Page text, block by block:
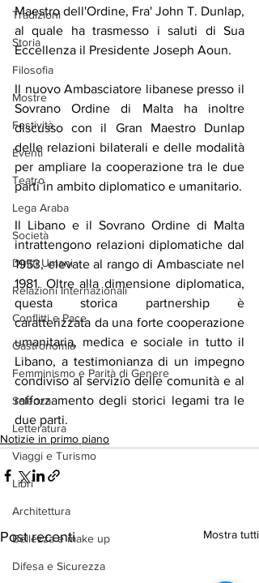
Tradizioni
Storia
Filosofia
Mostre
Festività
Eventi
Teatro
Lega Araba
Società
Diritti Umani
Relazioni Internazionali
Conflitti e Pace
Gastronomia
Femminismo e Parità di Genere
Scienza
Letteratura
Viaggi e Turismo
Libri
Architettura
Bellezza e make up
Difesa e Sicurezza
Maestro dell'Ordine, Fra' John T. Dunlap,
al quale ha trasmesso i saluti di Sua
Eccellenza il Presidente Joseph Aoun.
Il nuovo Ambasciatore libanese presso il
Sovrano Ordine di Malta ha inoltre
discusso con il Gran Maestro Dunlap
delle relazioni bilaterali e delle modalità
per ampliare la cooperazione tra le due
parti in ambito diplomatico e umanitario.
Il Libano e il Sovrano Ordine di Malta
intrattengono relazioni diplomatiche dal
1953, elevate al rango di Ambasciate nel
1981. Oltre alla dimensione diplomatica,
questa storica partnership è
caratterizzata da una forte cooperazione
umanitaria, medica e sociale in tutto il
Libano, a testimonianza di un impegno
condiviso al servizio delle comunità e al
rafforzamento degli storici legami tra le
due parti.
Notizie in primo piano
Post recenti Mostra tutti